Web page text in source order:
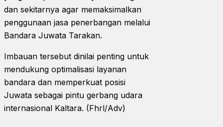
dan sekitarnya agar memaksimalkan
penggunaan jasa penerbangan melalui
Bandara Juwata Tarakan.
Imbauan tersebut dinilai penting untuk
mendukung optimalisasi layanan
bandara dan memperkuat posisi
Juwata sebagai pintu gerbang udara
internasional Kaltara. (Fhrl/Adv)